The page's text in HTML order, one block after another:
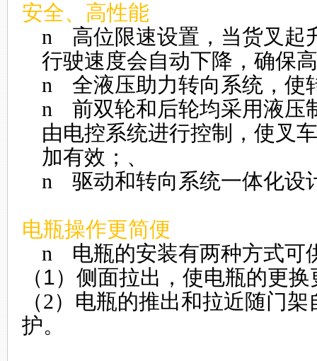
安全、高性能
n
高位限速设置，当货叉起
行驶速度会自动下降，确保
n
全液压助力转向系统，使
n
前双轮和后轮均采用液压
由电控系统进行控制，使叉
加有效；、
n
驱动和转向系统一体化设
电瓶操作更简便
n
电瓶的安装有两种方式可
（1）侧面拉出，使电瓶的更
（2） 电瓶的推出和拉近随门
护。